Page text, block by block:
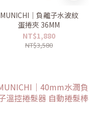
MUNICHI｜負離子水波紋
蛋捲夾 36MM
NT$1,880
NT$3,580